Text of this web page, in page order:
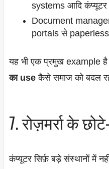
systems आदि कंप्यूटर
Document
portals से
यह भी एक प्रमुख example है
का useकैसे समाज को बदल
7. रोज़मर्रा के
कंप्यूटर सिर्फ़ बड़े संस्थानों में